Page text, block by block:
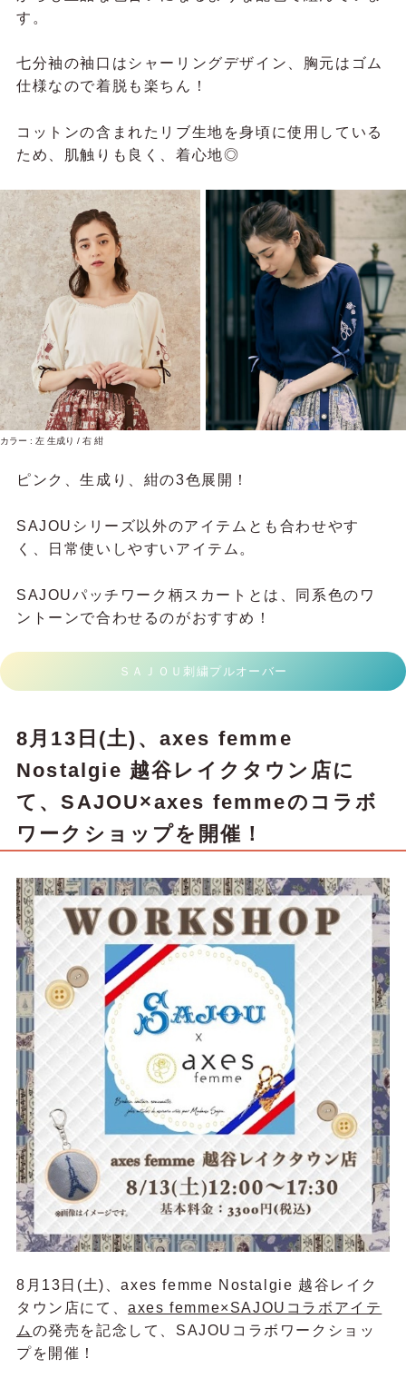
す。
七分袖の袖口はシャーリングデザイン、胸元はゴム
仕様なので着脱も楽ちん！
コットンの含まれたリブ生地を身頃に使用している
ため、肌触りも良く、着心地◎
カラー : 左 生成り / 右 紺
ピンク、生成り、紺の3色展開！
SAJOUシリーズ以外のアイテムとも合わせやす
く、
日常使いしやすいアイテム。
SAJOUパッチワーク柄スカートとは、同系色のワ
ントーンで合わせるのがおすすめ！
ＳＡＪＯＵ刺繍プルオーバー
8月13日(土)、axes femme
Nostalgie 越谷レイクタウン店に
て、SAJOU×axes femmeのコラボ
ワークショップを開催！
8月13日(土)、axes femme Nostalgie 越谷レイク
タウン店にて、axes femme×SAJOUコラボアイテ
ム の発売を記念して、SAJOUコラボワークショッ
プを開催！